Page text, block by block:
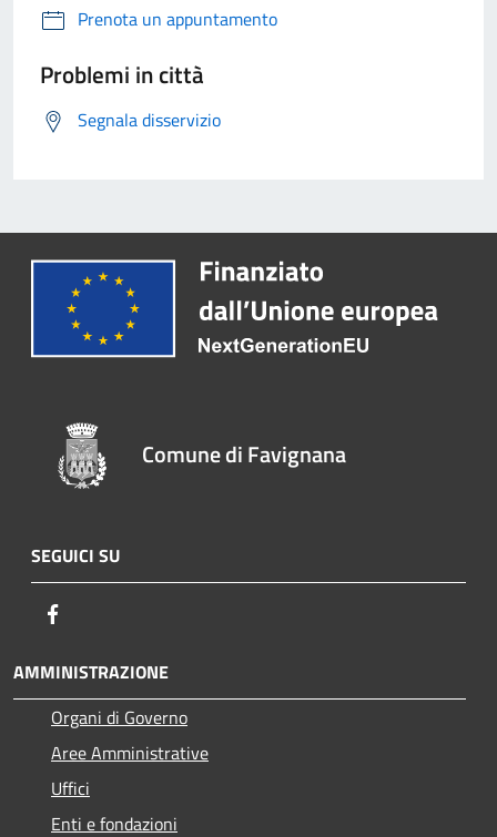
Prenota un appuntamento
Problemi in città
Segnala disservizio
Comune di Favignana
SEGUICI SU
AMMINISTRAZIONE
Organi di Governo
Aree Amministrative
Uffici
Enti e fondazioni